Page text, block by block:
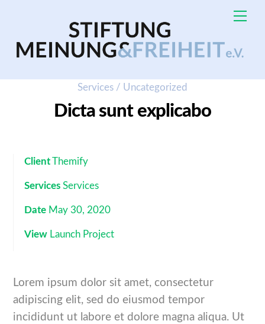
content
Services / Uncategorized
Dicta sunt explicabo
ClientThemify
ServicesServices
DateMay 30, 2020
View Launch Project
Lorem ipsum dolor sit amet, consectetur
adipiscing elit, sed do eiusmod tempor
incididunt ut labore et dolore magna aliqua. Ut